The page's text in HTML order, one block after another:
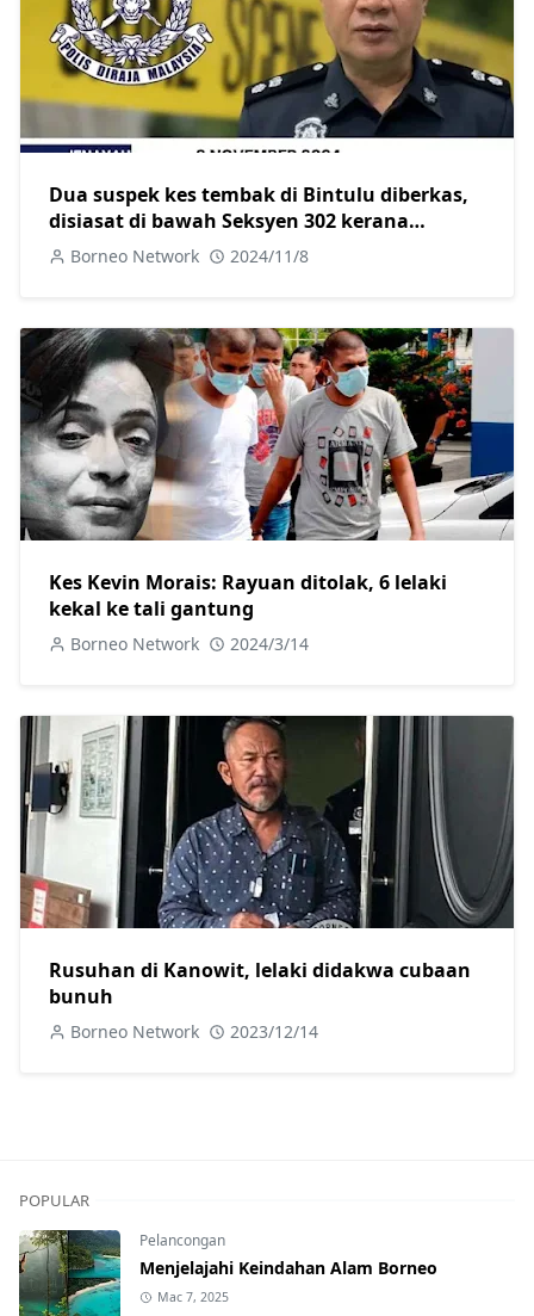
Dua suspek kes tembak di Bintulu diberkas,
disiasat di bawah Seksyen 302 kerana
membunuh
Borneo Network 2024/11/8
Kes Kevin Morais: Rayuan ditolak, 6 lelaki
kekal ke tali gantung
Borneo Network 2024/3/14
Rusuhan di Kanowit, lelaki didakwa cubaan
bunuh
Borneo Network 2023/12/14
POPULAR
Pelancongan
Menjelajahi Keindahan Alam Borneo
Mac 7, 2025